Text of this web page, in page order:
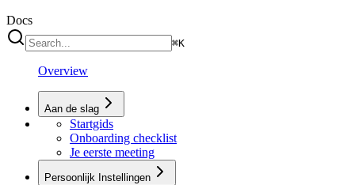
Docs
⌘K
Overview
Aan de slag
Startgids
Onboarding checklist
Je eerste meeting
Persoonlijk Instellingen